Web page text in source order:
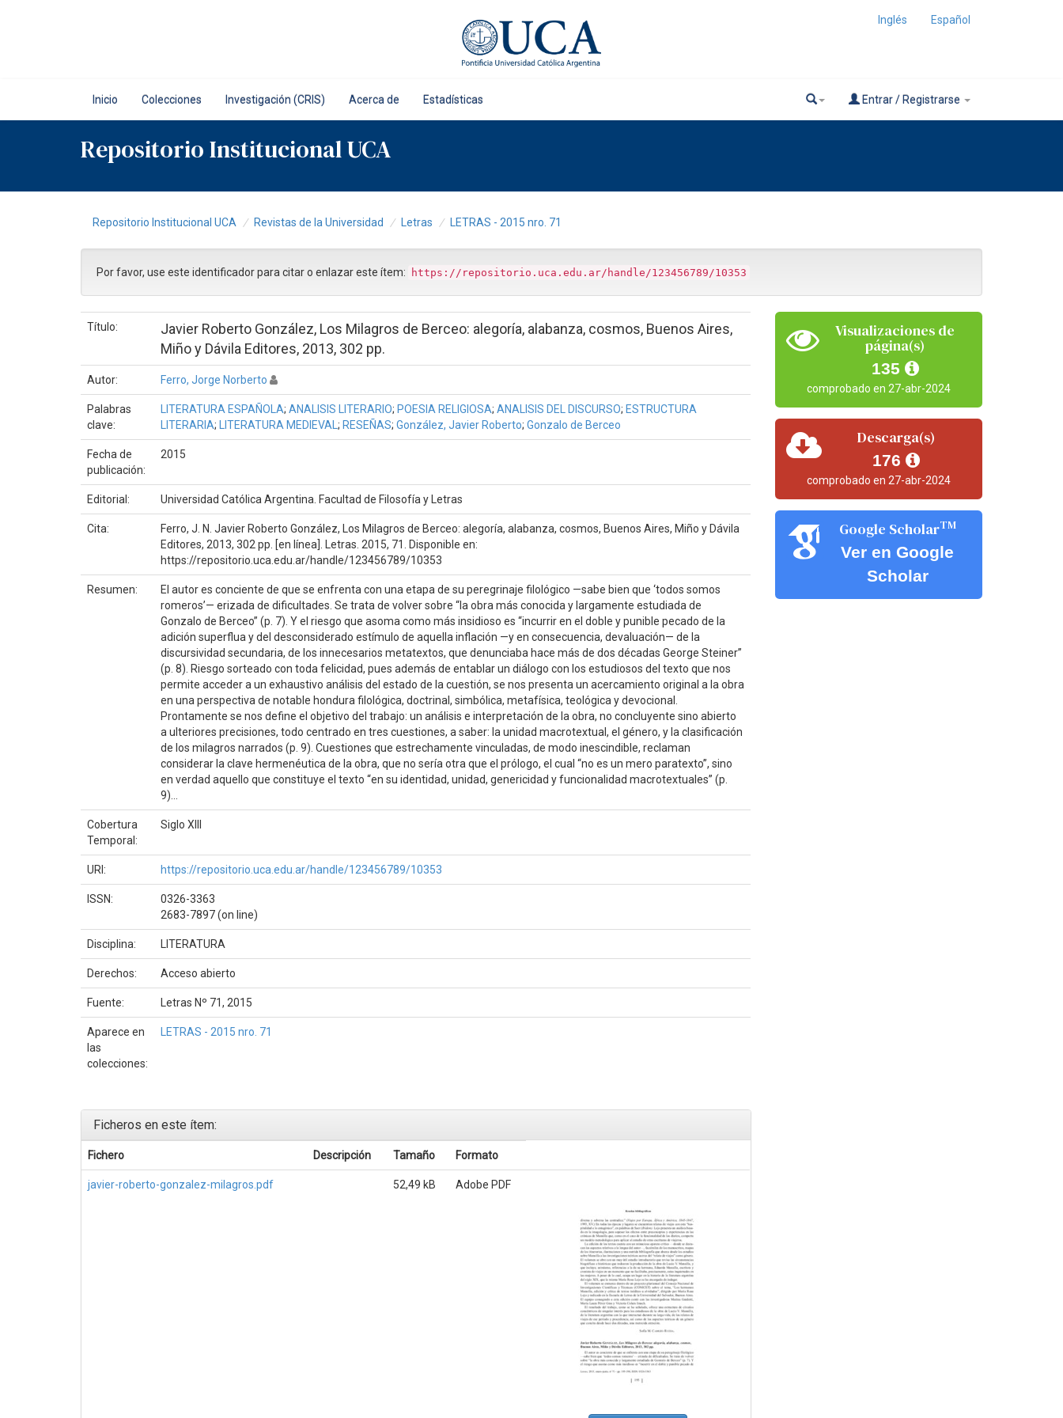
Inglés Español
Inicio Colecciones Investigación (CRIS) Acerca de Estadísticas Entrar / Registrarse
Repositorio Institucional UCA
Repositorio Institucional UCA Revistas de la Universidad Letras LETRAS - 2015 nro. 71
Por favor, use este identificador para citar o enlazar este ítem: https://repositorio.uca.edu.ar/handle/123456789/10353
Título:
Javier Roberto González, Los Milagros de Berceo: alegoría, alabanza, cosmos, Buenos Aires,
Miño y Dávila Editores, 2013, 302 pp.
Autor: Ferro, Jorge Norberto
Palabras
clave:
LITERATURA ESPAÑOLA; ANALISIS LITERARIO; POESIA RELIGIOSA; ANALISIS DEL DISCURSO; ESTRUCTURA
LITERARIA; LITERATURA MEDIEVAL ; RESEÑAS; González, Javier Roberto; Gonzalo de Berceo
Fecha de
publicación:
2015
Editorial: Universidad Católica Argentina. Facultad de Filosofía y Letras
Cita:
Ferro, J. N. Javier Roberto González, Los Milagros de Berceo: alegoría, alabanza, cosmos, Buenos Aires, Miño y Dávila
Editores, 2013, 302 pp. [en línea]. Letras. 2015, 71. Disponible en:
https://repositorio.uca.edu.ar/handle/123456789/10353
Resumen:
El autor es conciente de que se enfrenta con una etapa de su peregrinaje filológico —sabe bien que ‘todos somos
romeros’— erizada de dificultades. Se trata de volver sobre “la obra más conocida y largamente estudiada de
Gonzalo de Berceo” (p. 7). Y el riesgo que asoma como más insidioso es “incurrir en el doble y punible pecado de la
adición superflua y del desconsiderado estímulo de aquella inflación —y en consecuencia, devaluación— de la
discursividad secundaria, de los innecesarios metatextos, que denunciaba hace más de dos décadas George Steiner”
(p. 8). Riesgo sorteado con toda felicidad, pues además de entablar un diálogo con los estudiosos del texto que nos
permite acceder a un exhaustivo análisis del estado de la cuestión, se nos presenta un acercamiento original a la obra
en una perspectiva de notable hondura filológica, doctrinal, simbólica, metafísica, teológica y devocional.
Prontamente se nos define el objetivo del trabajo: un análisis e interpretación de la obra, no concluyente sino abierto
a ulteriores precisiones, todo centrado en tres cuestiones, a saber: la unidad macrotextual, el género, y la clasificación
de los milagros narrados (p. 9). Cuestiones que estrechamente vinculadas, de modo inescindible, reclaman
considerar la clave hermenéutica de la obra, que no sería otra que el prólogo, el cual “no es un mero paratexto”, sino
en verdad aquello que constituye el texto “en su identidad, unidad, genericidad y funcionalidad macrotextuales” (p.
9)...
Cobertura
Temporal:
Siglo XIII
URI: https://repositorio.uca.edu.ar/handle/123456789/10353
ISSN:
0326-3363
2683-7897 (on line)
Disciplina: LITERATURA
Derechos: Acceso abierto
Fuente: Letras Nº 71, 2015
Aparece en
las
colecciones:
LETRAS - 2015 nro. 71
Ficheros en este ítem:
Fichero Descripción Tamaño Formato
javier-roberto-gonzalez-milagros.pdf 52,49 kB Adobe PDF
Visualizaciones de
página(s)
135
comprobado en 27-abr-2024
Descarga(s)
176
comprobado en 27-abr-2024
Google ScholarTM
Ver en Google
Scholar